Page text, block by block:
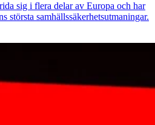
sig i flera delar av Europa och har
största samhällssäkerhetsutmaningar.